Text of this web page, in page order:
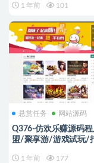
1 年前 101
悬赏任务 网站源码
Q376-仿欢乐赚源码
盟/聚享游/游戏试玩/
1 年前 177